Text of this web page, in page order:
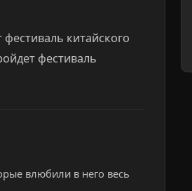
китайского
фестиваль
влюбили в него весь